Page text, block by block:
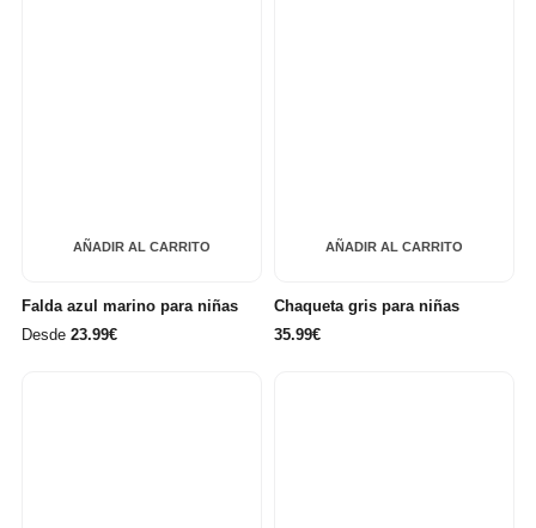
AÑADIR AL CARRITO
Falda azul marino para niñas
Desde 23.99€
AÑADIR AL CARRITO
Chaqueta gris para niñas
35.99€